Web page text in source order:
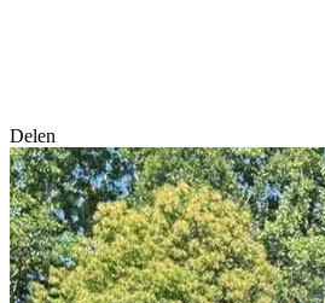
Delen